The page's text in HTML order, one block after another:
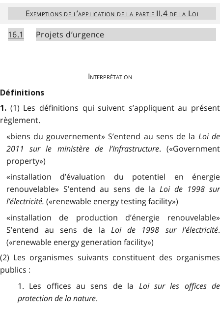
Exemptions de l’application de la partie II.4 de la Loi
16.1
Projets d’urgence
Interprétation
Définitions
1. (1) Les définitions qui suivent s’appliquent au présent
règlement.
«biens du gouvernement» S’entend au sens de la Loi de
2011 sur le ministère de l’Infrastructure. («Government
property»)
«installation d’évaluation du potentiel en énergie
renouvelable» S’entend au sens de laLoi de 1998 sur
l’électricité. («renewable energy testing facility»)
«installation de production d’énergie renouvelable»
S’entend au sens de la Loi de 1998 sur l’électricité.
(«renewable energy generation facility»)
(2) Les organismes suivants constituent des organismes
publics :
1. Les offices au sens de la Loi sur les offices de
protection de la nature.